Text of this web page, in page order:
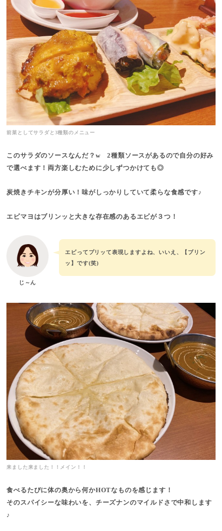
前菜としてサラダと3種類のメニュー
このサラダのソースなんだ？w 2種類ソースがあるので自分の好み
で選べます！両方楽しむために少しずつかけても◎
炭焼きチキンが分厚い！味がしっかりしていて柔らな食感です♪
エビマヨはブリンッと大きな存在感のあるエビが３つ！
じ～ん
エビってプリッて表現しますよね、いいえ、【ブリン
ッ】です(笑)
来ました来ました！！メイン！！
食べるたびに体の奥から何かHOTなものを感じます！
そのスパイシーな味わいを、チーズナンのマイルドさで中和します
♪